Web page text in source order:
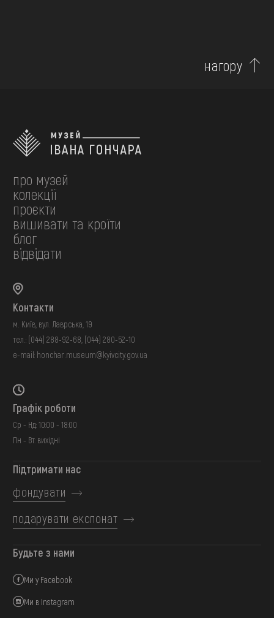
нагору
про музей
колекції
проєкти
вишивати та кроїти
блог
відвідати
Контакти
м. Київ, вул. Лаврська, 19
тел.: (044) 288-92-68 (044) 280-52-10
e-mail: honchar.museum@kyivcity.gov.ua
Графік роботи
Ср - Нд: 10:00 - 18:00
Пн - Вт: вихідні
Підтримати нас
фондувати
подарувати експонат
Будьте з нами
Ми у Facebook
Ми в Instagram